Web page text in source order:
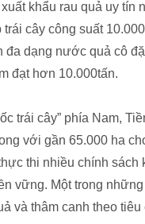
khẩu rau quả uy tín
cây công suất
đa dạng nước quả cô
đạt hơn 10.000tấn.
trái cây” phía Nam,
với gần 65.000 ha
thi nhiều chính
vững. Một trong
và thâm canh theo tiêu